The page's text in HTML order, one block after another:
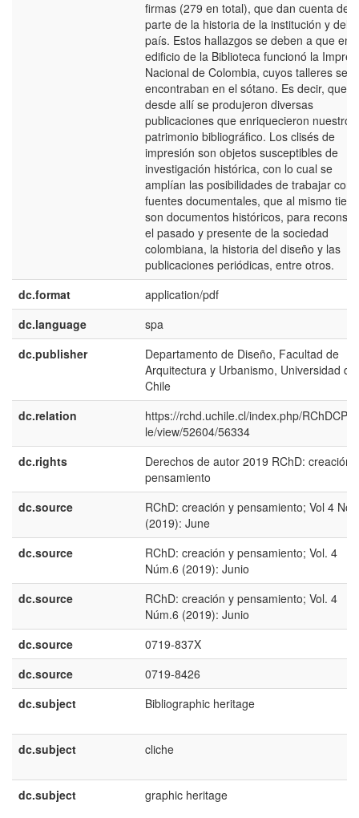
firmas (279 en total), que dan cuenta de
parte de la historia de la institución y del
país. Estos hallazgos se deben a que en
edificio de la Biblioteca funcionó la
Nacional de Colombia, cuyos talleres se
encontraban en el sótano. Es decir, que
desde allí se produjeron diversas
publicaciones que enriquecieron nuestro
patrimonio bibliográfico. Los clisés de
impresión son objetos susceptibles de
investigación histórica, con lo cual se
amplían las posibilidades de trabajar con
fuentes documentales, que al mismo
son documentos históricos, para
el pasado y presente de la sociedad
colombiana, la historia del diseño y las
publicaciones periódicas, entre otros.
dc.format
application/pdf
dc.language
spa
dc.publisher
Departamento de Diseño, Facultad de
Arquitectura y Urbanismo, Universidad de
Chile
dc.relation
https://rchd.uchile.cl/index.php/RChDCP/
le/view/52604/56334
dc.rights
Derechos de autor 2019 RChD: creación
pensamiento
dc.source
RChD: creación y pensamiento; Vol 4 No
(2019): June
dc.source
RChD: creación y pensamiento; Vol. 4
Núm.6 (2019): Junio
dc.source
RChD: creación y pensamiento; Vol. 4
Núm.6 (2019): Junio
dc.source
0719-837X
dc.source
0719-8426
dc.subject
Bibliographic heritage
dc.subject cliche
dc.subject graphic heritage